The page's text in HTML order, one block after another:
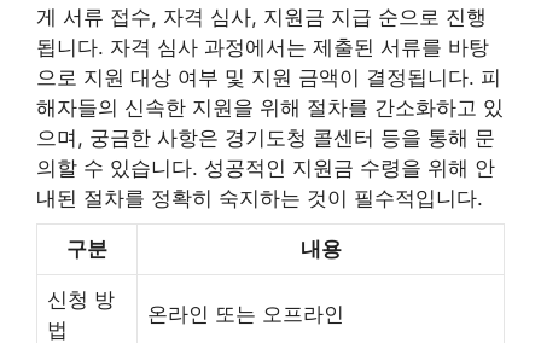
게 서류 접수, 자격 심사, 지원금 지급 순으로 진행
됩니다. 자격 심사 과정에서는 제출된 서류를 바탕
으로 지원 대상 여부 및 지원 금액이 결정됩니다. 피
해자들의 신속한 지원을 위해 절차를 간소화하고 있
으며, 궁금한 사항은 경기도청 콜센터 등을 통해 문
의할 수 있습니다. 성공적인 지원금 수령을 위해 안
내된 절차를 정확히 숙지하는 것이 필수적입니다.
구분 내용
신청 방
법
온라인 또는 오프라인